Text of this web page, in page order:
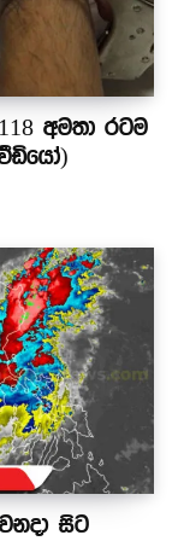
අමතා රටම
සිට